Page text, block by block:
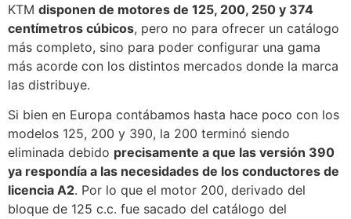
KTM disponen de motores de 125, 200, 250 y 374
centímetros cúbicos, pero no para ofrecer un catálogo
más completo, sino para poder configurar una gama
más acorde con los distintos mercados donde la marca
las distribuye.
Si bien en Europa contábamos hasta hace poco con los
modelos 125, 200 y 390, la 200 terminó siendo
eliminada debido precisamente a que las versión 390
ya respondía a las necesidades de los conductores de
licencia A2. Por lo que el motor 200, derivado del
bloque de 125 c.c. fue sacado del catálogo del